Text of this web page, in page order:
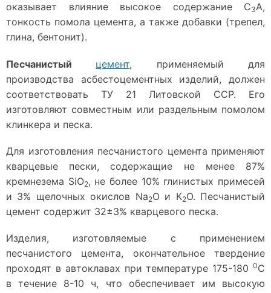
оказывает влияние высокое содержание С3А,
тонкость помола цемента, а также добавки (трепел,
глина, бентонит).
Песчанистый цемент, применяемый для
производства асбестоцементных изделий, должен
соответствовать ТУ 21 Литовской ССР. Его
изготовляют совместным или раздельным помолом
клинкера и песка.
Для изготовления песчанистого цемента применяют
кварцевые пески, содержащие не менее 87%
кремнезема SiO2, не более 10% глинистых примесей
и 3% щелочных окислов Na2Oи К2О. Песчанистый
цемент содержит 32±3% кварцевого песка.
Изделия, изготовляемые с применением
песчанистого цемента, окончательное твердение
проходят в автоклавах при температуре 175-180 0С
в течение 8-10 ч, что обеспечивает им высокую